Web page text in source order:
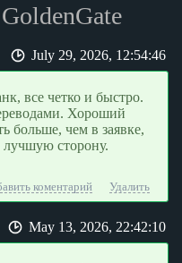
July 29, 2026, 12:54:46
все четко и быстро.
Хороший
больше, чем в заявке,
лучшую сторону.
коментарий Удалить
May 13, 2026, 22:42:10